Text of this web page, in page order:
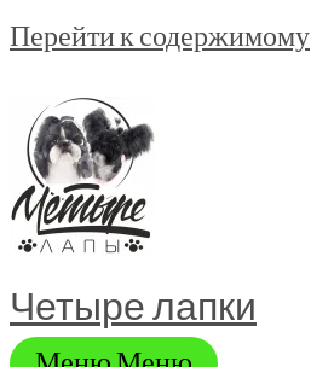
Перейти к содержимому
Четыре лапки